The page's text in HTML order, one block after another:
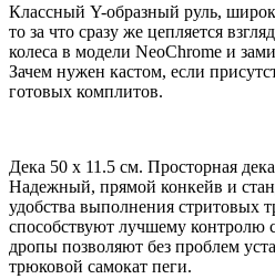
Классный Y-образный руль,
то за что сразу же цепляется
колеса в модели NeoChrome и
Зачем нужен кастом, если
готовых комплитов.
Дека 50 х 11.5 см. Просторная
Надежный, прямой конкейв и
удобства выполнения стритовых
способствуют лучшему контролю
дропы позволяют без проблем
трюковой самокат пеги.